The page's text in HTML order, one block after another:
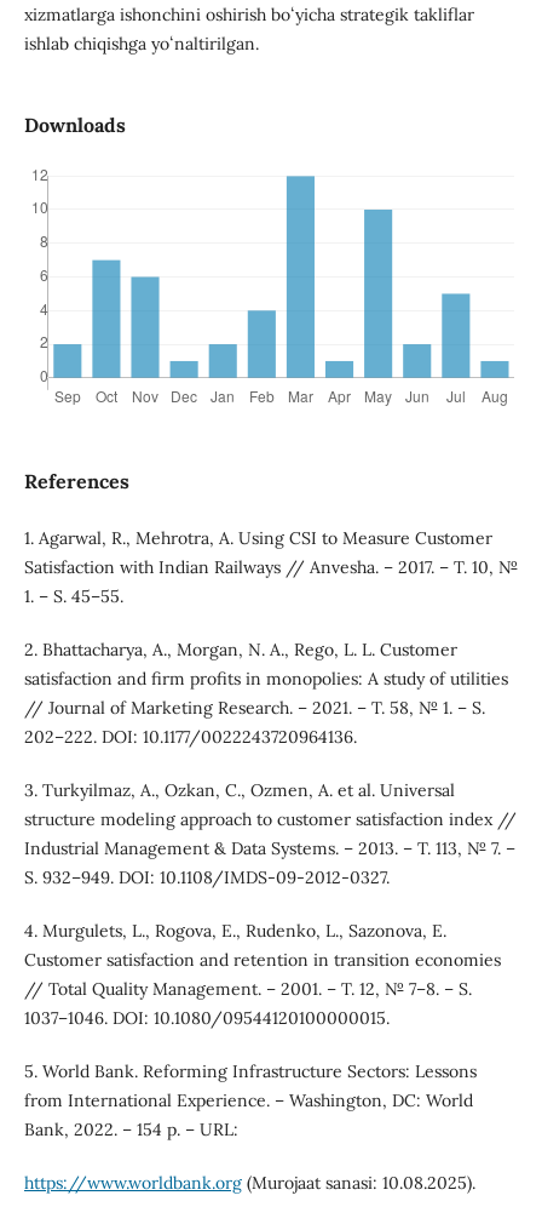
xizmatlarga ishonchini oshirish boʻyicha strategik takliflar
ishlab chiqishga yoʻnaltirilgan.
Downloads
References
1. Agarwal, R., Mehrotra, A. Using CSI to Measure Customer
Satisfaction with Indian Railways // Anvesha. – 2017. – T. 10, №
1. – S. 45–55.
2. Bhattacharya, A., Morgan, N. A., Rego, L. L. Customer
satisfaction and firm profits in monopolies: A study of utilities
// Journal of Marketing Research. – 2021. – T. 58, № 1. – S.
202–222. DOI: 10.1177/0022243720964136.
3. Turkyilmaz, A., Ozkan, C., Ozmen, A. et al. Universal
structure modeling approach to customer satisfaction index //
Industrial Management & Data Systems. – 2013. – T. 113, № 7. –
S. 932–949. DOI: 10.1108/IMDS-09-2012-0327.
4. Murgulets, L., Rogova, E., Rudenko, L., Sazonova, E.
Customer satisfaction and retention in transition economies
// Total Quality Management. – 2001. – T. 12, № 7–8. – S.
1037–1046. DOI: 10.1080/09544120100000015.
5. World Bank. Reforming Infrastructure Sectors: Lessons
from International Experience. – Washington, DC: World
Bank, 2022. – 154 p. – URL:
https://www.worldbank.org(Murojaat sanasi: 10.08.2025).